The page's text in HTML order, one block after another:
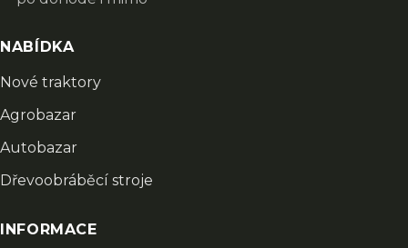
NABÍDKA
Nové traktory
Agrobazar
Autobazar
Dřevoobráběcí stroje
INFORMACE